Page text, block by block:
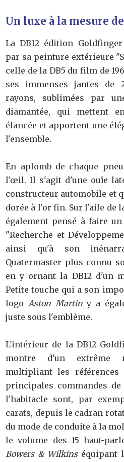
Un luxe à la mesure
La DB12 édition
par sa peinture extérieure
celle de la DB5 du film de
ses immenses jantes de
rayons, sublimées par
diamantée, qui mettent
élancée et apportent une
l'ensemble.
En aplomb de chaque
l'œil. Il s'agit d'une ouïe
constructeur automobile et
dorée à l'or fin. Sur l'aile de
également pensé à faire
"Recherche et
ainsi qu'à son
Quatermaster plus connu
en y ornant la DB12 d'un
Petite touche qui a son
logo Aston Martiny a
juste sous l'emblème.
L'intérieur de la DB12
montre d'un extrême
multipliant les références
principales commandes
l'habitacle sont, par
carats, depuis le cadran
du mode de conduite à la
le volume des 15 haut-
Bowers & Wilkinséquipant